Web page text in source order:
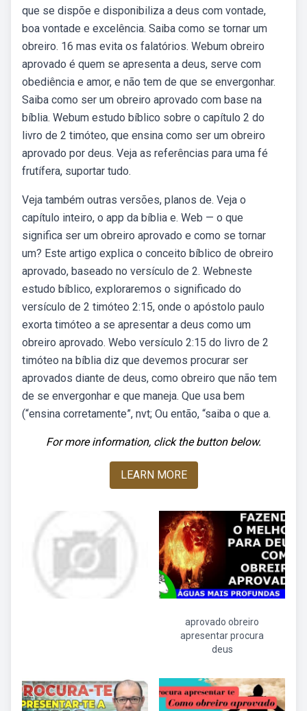
que se dispõe e disponibiliza a deus com vontade,
boa vontade e excelência. Saiba como se tornar um
obreiro. 16 mas evita os falatórios. Webum obreiro
aprovado é quem se apresenta a deus, serve com
obediência e amor, e não tem de que se envergonhar.
Saiba como ser um obreiro aprovado com base na
bíblia. Webum estudo bíblico sobre o capítulo 2 do
livro de 2 timóteo, que ensina como ser um obreiro
aprovado por deus. Veja as referências para uma fé
frutífera, suportar tudo.
Veja também outras versões, planos de. Veja o
capítulo inteiro, o app da bíblia e. Web — o que
significa ser um obreiro aprovado e como se tornar
um? Este artigo explica o conceito bíblico de obreiro
aprovado, baseado no versículo de 2. Webneste
estudo bíblico, exploraremos o significado do
versículo de 2 timóteo 2:15, onde o apóstolo paulo
exorta timóteo a se apresentar a deus como um
obreiro aprovado. Webo versículo 2:15 do livro de 2
timóteo na bíblia diz que devemos procurar ser
aprovados diante de deus, como obreiro que não tem
de se envergonhar e que maneja. Que usa bem
(“ensina corretamente”, nvt; Ou então, “saiba o que a.
For more information, click the button below.
LEARN MORE
aprovado obreiro
apresentar procura
deus